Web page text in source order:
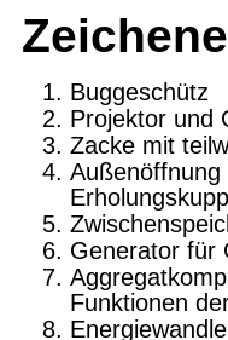
Buggeschütz
Projektor und
Zacke mit
Generator für
Funktionen